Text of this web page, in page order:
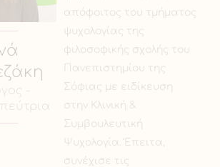
-
απόφοιτος του τμήματος
ψυχολογίας της
φιλοσοφικής σχολής του
Πανεπιστημίου της
Σόφιας με ειδίκευση
στην Κλινική &
Συμβουλευτική
Ψυχολογία. Έπειτα,
συνέχισε τις